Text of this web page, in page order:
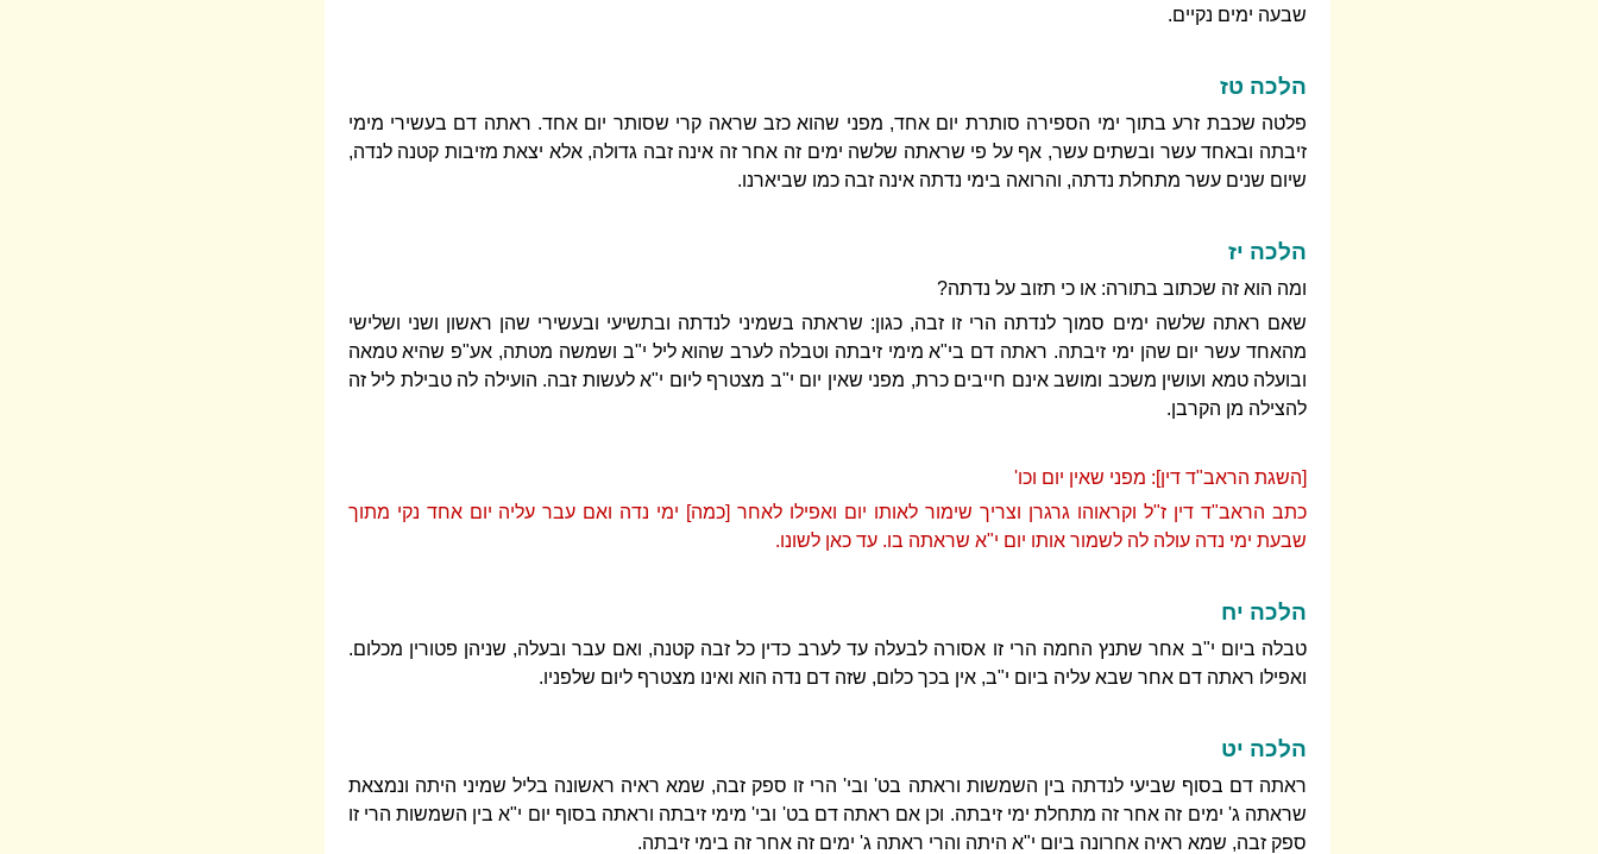
שבעה ימים נקיים.
הלכה טז
פלטה שכבת זרע בתוך ימי הספירה סותרת יום אחד, מפני שהוא כזב שראה קרי שסותר יום אחד. ראתה דם בעשירי מימי
זיבתה ובאחד עשר ובשתים עשר, אף על פי שראתה שלשה ימים זה אחר זה אינה זבה גדולה, אלא יצאת מזיבות קטנה לנדה,
שיום שנים עשר מתחלת נדתה, והרואה בימי נדתה אינה זבה כמו שביארנו.
הלכה יז
ומה הוא זה שכתוב בתורה: או כי תזוב על נדתה?
שאם ראתה שלשה ימים סמוך לנדתה הרי זו זבה, כגון: שראתה בשמיני לנדתה ובתשיעי ובעשירי שהן ראשון ושני ושלישי
מהאחד עשר יום שהן ימי זיבתה. ראתה דם בי"א מימי זיבתה וטבלה לערב שהוא ליל י"ב ושמשה מטתה, אע"פ שהיא טמאה
ובועלה טמא ועושין משכב ומושב אינם חייבים כרת, מפני שאין יום י"ב מצטרף ליום י"א לעשות זבה. הועילה לה טבילת ליל זה
להצילה מן הקרבן.
[השגת הראב"ד דין]: מפני שאין יום וכו'
כתב הראב"ד דין ז"ל וקראוהו גרגרן וצריך שימור לאותו יום ואפילו לאחר [כמה] ימי נדה ואם עבר עליה יום אחד נקי מתוך
שבעת ימי נדה עולה לה לשמור אותו יום י"א שראתה בו. עד כאן לשונו.
הלכה יח
טבלה ביום י"ב אחר שתנץ החמה הרי זו אסורה לבעלה עד לערב כדין כל זבה קטנה, ואם עבר ובעלה, שניהן פטורין מכלום.
ואפילו ראתה דם אחר שבא עליה ביום י"ב, אין בכך כלום, שזה דם נדה הוא ואינו מצטרף ליום שלפניו.
הלכה יט
ראתה דם בסוף שביעי לנדתה בין השמשות וראתה בט' ובי' הרי זו ספק זבה, שמא ראיה ראשונה בליל שמיני היתה ונמצאת
שראתה ג' ימים זה אחר זה מתחלת ימי זיבתה. וכן אם ראתה דם בט' ובי' מימי זיבתה וראתה בסוף יום י"א בין השמשות הרי זו
ספק זבה, שמא ראיה אחרונה ביום י"א היתה והרי ראתה ג' ימים זה אחר זה בימי זיבתה.